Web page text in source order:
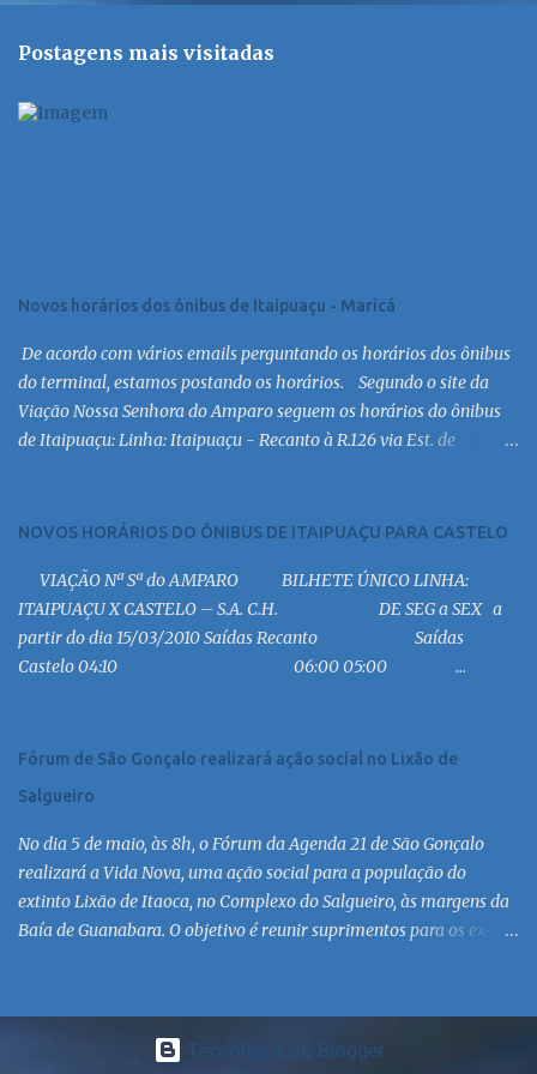
Postagens mais visitadas
Novos horários dos ônibus de Itaipuaçu - Maricá
De acordo com vários emails perguntando os horários dos ônibus
do terminal, estamos postando os horários. Segundo o site da
Viação Nossa Senhora do Amparo seguem os horários do ônibus
de Itaipuaçu: Linha: Itaipuaçu - Recanto à R.126 via Est. de
13:30 MC 14:30 MC 15:30 MC 16:30 MC 17:00 MC 17:30 MC 18:30 MC
MC 8:30 MC 10:30 MC 12:30 MC 14:30 MC 15:30 MC 16:30 MC 17:30
MC 18:30 MC 19:30 MC 20:30 MC 21:30 MC 6:30 MC 7:30 MC 8:30
MC 9:30 MC 10:30 MC 11:30 MC 12:30 MC 13:30 MC 14:30 MC 15:30
MC 16:30 MC 17:30 MC 18:30 MC 19:30 MC 20:30 MC 21:30 MC
NOVOS HORÁRIOS DO ÔNIBUS DE ITAIPUAÇU PARA CASTELO
VIAÇÃO Nª Sª do AMPARO BILHETE ÚNICO LINHA:
ITAIPUAÇU X CASTELO – S.A. C.H. DE SEG a SEX a
partir do dia 15/03/2010 Saídas Recanto Saídas
Castelo 04:10 06:00 05:00 ...
Fórum de São Gonçalo realizará ação social no Lixão de
Salgueiro
No dia 5 de maio, às 8h, o Fórum da Agenda 21 de São Gonçalo
realizará a Vida Nova, uma ação social para a população do
extinto Lixão de Itaoca, no Complexo do Salgueiro, às margens da
Baía de Guanabara. O objetivo é reunir suprimentos para os ex-
participação de ONGs locais e da população do município. Aos
interessados em participar, basta se dirigir à Rua Dr. Feliciano
Tecnologia do Blogger